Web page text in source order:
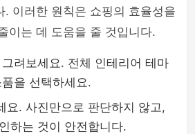
. 이러한 원칙은 쇼핑의 효율성을
이는 데 도움을 줄 것입니다.
려보세요. 전체 인테리어 테마
을 선택하세요.
요. 사진만으로 판단하지 않고,
하는 것이 안전합니다.